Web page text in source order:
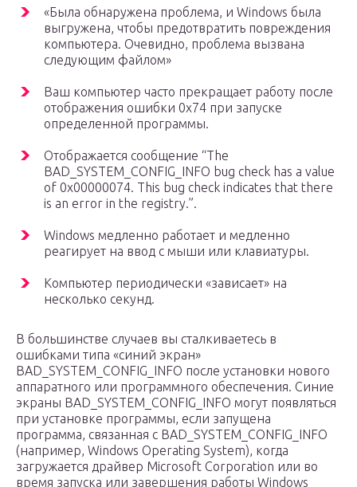
«Была обнаружена проблема, и Windows была
выгружена, чтобы предотвратить повреждения
компьютера. Очевидно, проблема вызвана
следующим файлом»
Ваш компьютер часто прекращает работу после
отображения ошибки 0x74 при запуске
определенной программы.
Отображается сообщение “The
BAD_SYSTEM_CONFIG_INFO bug check has a value
of 0x00000074. This bug check indicates that there
is an error in the registry.”.
Windows медленно работает и медленно
реагирует на ввод с мыши или клавиатуры.
Компьютер периодически «зависает» на
несколько секунд.
В большинстве случаев вы сталкиваетесь в
ошибками типа «синий экран»
BAD_SYSTEM_CONFIG_INFO после установки нового
аппаратного или программного обеспечения. Синие
экраны BAD_SYSTEM_CONFIG_INFO могут появляться
при установке программы, если запущена
программа, связанная с BAD_SYSTEM_CONFIG_INFO
(например, Windows Operating System), когда
загружается драйвер Microsoft Corporation или во
время запуска или завершения работы Windows